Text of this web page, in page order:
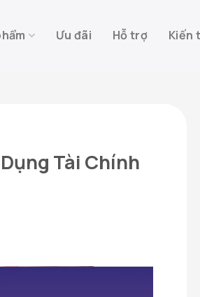
Ưu đãi Hỗ trợ Kiến
Tài Chính